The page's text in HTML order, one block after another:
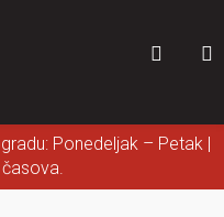
Ponedeljak – Petak |